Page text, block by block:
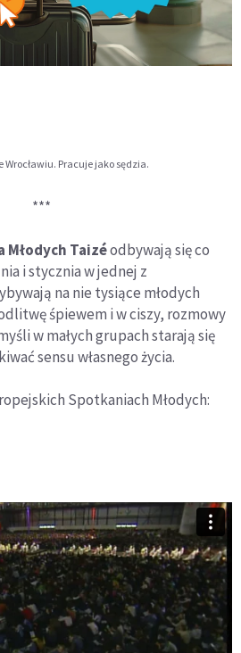
Wrocławiu. Pracuje jako sędzia.
***
Taizéodbywają się co
i stycznia w jednej z
na nie tysiące młodych
śpiewem i w ciszy, rozmowy
w małych grupach starają się
sensu własnego życia.
Spotkaniach Młodych: